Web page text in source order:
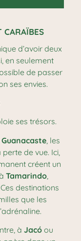
CARAÏBES
d’avoir deux
en seulement
de passer
ses envies.
ses trésors.
Guanacaste, les
de vue. Ici,
créent un
Tamarindo
Ces destinations
que les
à Jacó ou